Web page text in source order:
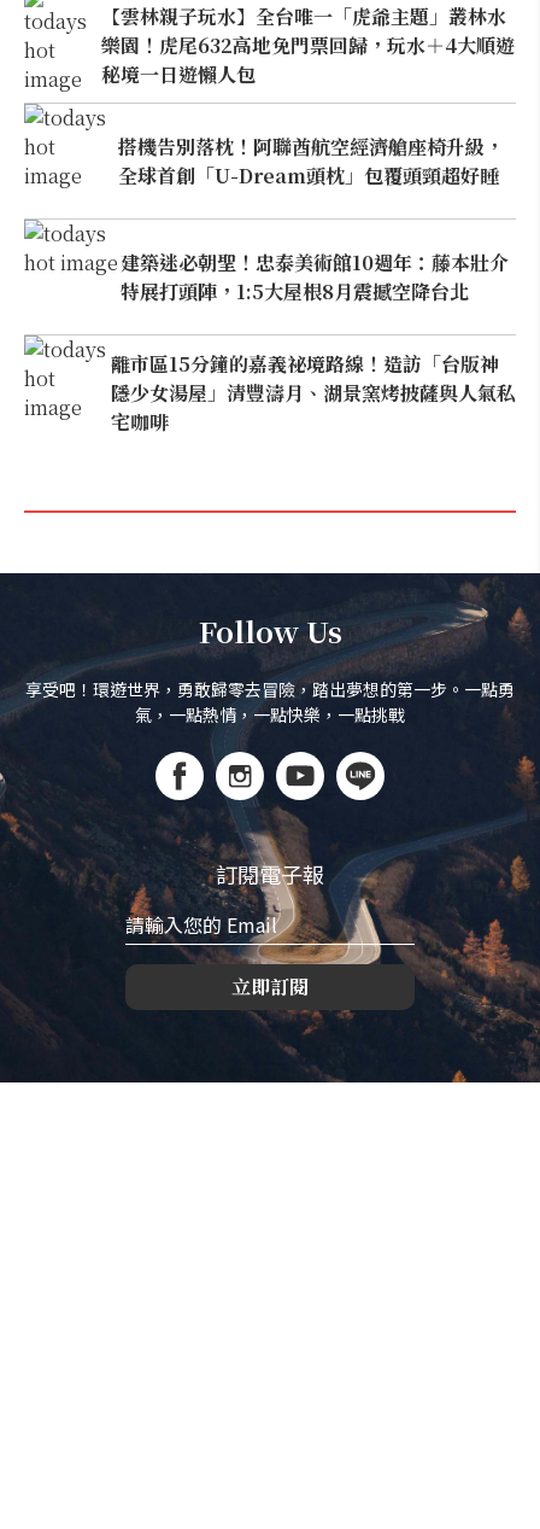
【雲林親子玩水】全台唯一「虎爺主題」叢林水
樂園！虎尾632高地免門票回歸，玩水＋4大順遊
秘境一日遊懶人包
搭機告別落枕！阿聯酋航空經濟艙座椅升級，
全球首創「U-Dream頭枕」包覆頭頸超好睡
建築迷必朝聖！忠泰美術館10週年：藤本壯介
特展打頭陣，1:5大屋根8月震撼空降台北
離市區15分鐘的嘉義祕境路線！造訪「台版神
隱少女湯屋」清豐濤月、湖景窯烤披薩與人氣私
宅咖啡
Follow Us
享受吧！環遊世界，勇敢歸零去冒險，踏出夢想的第一步。一點勇
氣，一點熱情，一點快樂，一點挑戰
訂閱電子報
立即訂閱